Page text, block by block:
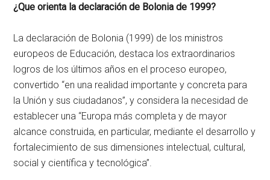
¿Que orienta la declaración de Bolonia de 1999?
La declaración de Bolonia (1999) de los ministros
europeos de Educación, destaca los extraordinarios
logros de los últimos años en el proceso europeo,
convertido “en una realidad importante y concreta para
la Unión y sus ciudadanos”, y considera la necesidad de
establecer una “Europa más completa y de mayor
alcance construida, en particular, mediante el desarrollo y
fortalecimiento de sus dimensiones intelectual, cultural,
social y científica y tecnológica”.